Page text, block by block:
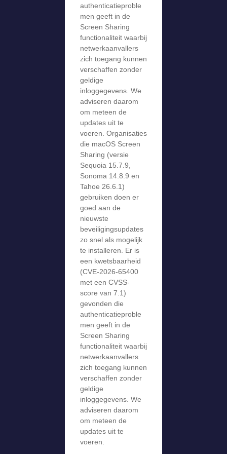
authenticatieproble
men geeft in de
Screen Sharing
functionaliteit waarbij
netwerkaanvallers
zich toegang kunnen
verschaffen zonder
geldige
inloggegevens. We
adviseren daarom
om meteen de
updates uit te
voeren. Organisaties
die macOS Screen
Sharing (versie
Sequoia 15.7.9,
Sonoma 14.8.9 en
Tahoe 26.6.1)
gebruiken doen er
goed aan de
nieuwste
beveiligingsupdates
zo snel als mogelijk
te installeren. Er is
een kwetsbaarheid
(CVE-2026-65400
met een CVSS-
score van 7.1)
gevonden die
authenticatieproble
men geeft in de
Screen Sharing
functionaliteit waarbij
netwerkaanvallers
zich toegang kunnen
verschaffen zonder
geldige
inloggegevens. We
adviseren daarom
om meteen de
updates uit te
voeren.